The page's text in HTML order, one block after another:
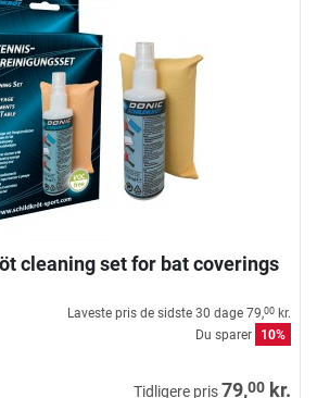
cleaning set for bat coverings
Laveste pris de sidste 30 dage 79,00 kr.
Du sparer
10%
Tidligere pris79,00 kr.